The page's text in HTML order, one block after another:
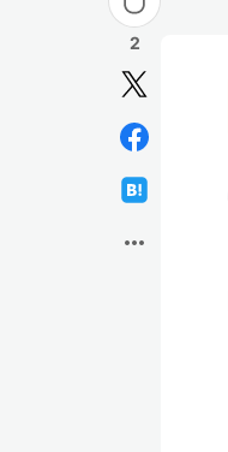
2
more_horiz